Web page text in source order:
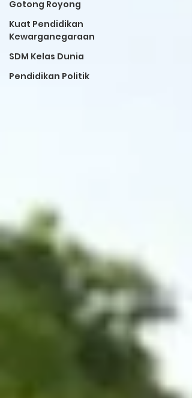
Gotong Royong
Kuat Pendidikan
Kewarganegaraan
SDM Kelas Dunia
Pendidikan Politik